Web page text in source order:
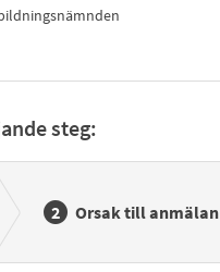
steg:
Orsak till anmälan